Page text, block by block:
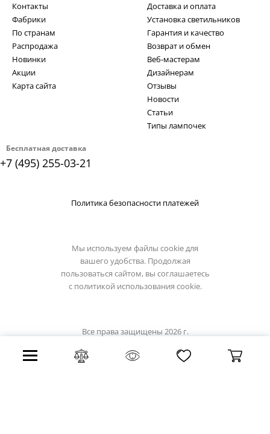
Бесплатная доставка
+7 (495) 255-03-21
Контакты
Фабрики
По странам
Распродажа
Новинки
Акции
Карта сайта
Доставка и оплата
Установка светильников
Гарантия и качество
Возврат и обмен
Веб-мастерам
Дизайнерам
Отзывы
Новости
Статьи
Типы лампочек
Политика безопасности платежей
Мы используем файлы cookie для
вашего удобства. Продолжая
пользоваться сайтом, вы соглашаетесь
с политикой использования cookie.
Все права защищены 2026 г.